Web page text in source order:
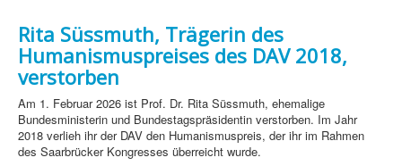
Rita Süssmuth, Trägerin des
Humanismuspreises des DAV 2018,
verstorben
Am 1. Februar 2026 ist Prof. Dr. Rita Süssmuth, ehemalige
Bundesministerin und Bundestagspräsidentin verstorben. Im Jahr
2018 verlieh ihr der DAV den Humanismuspreis, der ihr im Rahmen
des Saarbrücker Kongresses überreicht wurde.